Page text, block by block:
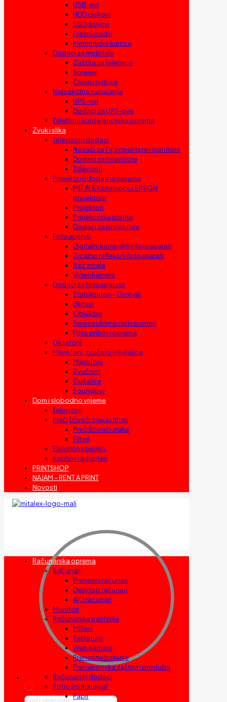
USB-ovi
HDD diskovi
SSD diskovi
Prazni mediji
Memorijske kartice
Dodaci za mobitele
Zaštita za telefone
Sprejevi
Okviri i torbice
Neprekidna napajanja
UPS-ovi
Dodaci za UPS-ove
Telefoni i konferencijska oprema
Zvuk i slika
Televizori i dodaci
Nosači za TV, projektore i monitore
Dodaci za televizore
Televizori
Projektori i dodatna oprema
MIT ALEX promocija EPSON
projektora
Projektori
Projekcijska platna
Dodaci za projektore
Fotoaparati
Digitalni kompaktni fotoaparati
Zrcalno refleksni fotoaparati
Bez zrcala
Videokamere
Dodaci za fotoaparate
Stabilizatori – Gimbali
Blicevi
Objektivi
Termosublimacijski printeri
Foto pribor i oprema
Diktafoni
Mikrofoni, zvučnici i slušalice
Mikrofoni
Zvučnici
Slušalice
Soundbar
Dom i slobodno vrijeme
Televizori
Prečišćivači zraka i filteri
Prečišćivači zraka
Filteri
Električna bicikla
Kablovi i adapteri
PRINTSHOP
NAJAM – RENT A PRINT
Novosti
Products
Računarska oprema
Računari
Prenosni računari
Desktop računari
AIO računari
Monitori
Računarska periferija
Miševi
Tastature
Web Kamere
Prenosne baterije
Prenaponska zaštita i produžni
Računarski dodaci
Potrošni materijal
Papir